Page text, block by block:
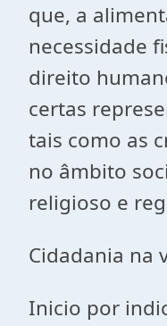
que, a
necessidade
direito
certas
tais como as
no âmbito
religioso e
Cidadania na
Inicio por